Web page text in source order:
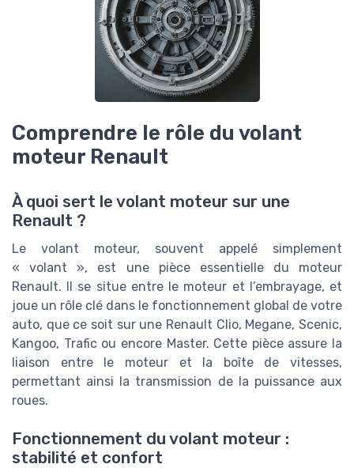
Comprendre le rôle du volant
moteur Renault
À quoi sert le volant moteur sur une
Renault ?
Le volant moteur, souvent appelé simplement
« volant », est une pièce essentielle du moteur
Renault. Il se situe entre le moteur et l’embrayage, et
joue un rôle clé dans le fonctionnement global de votre
auto, que ce soit sur une Renault Clio, Megane, Scenic,
Kangoo, Trafic ou encore Master. Cette pièce assure la
liaison entre le moteur et la boîte de vitesses,
permettant ainsi la transmission de la puissance aux
roues.
Fonctionnement du volant moteur :
stabilité et confort